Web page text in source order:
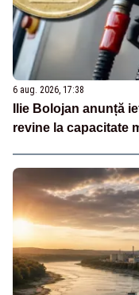
6 aug. 2026, 17:38
Ilie Bolojan anunță
revine la capacitate